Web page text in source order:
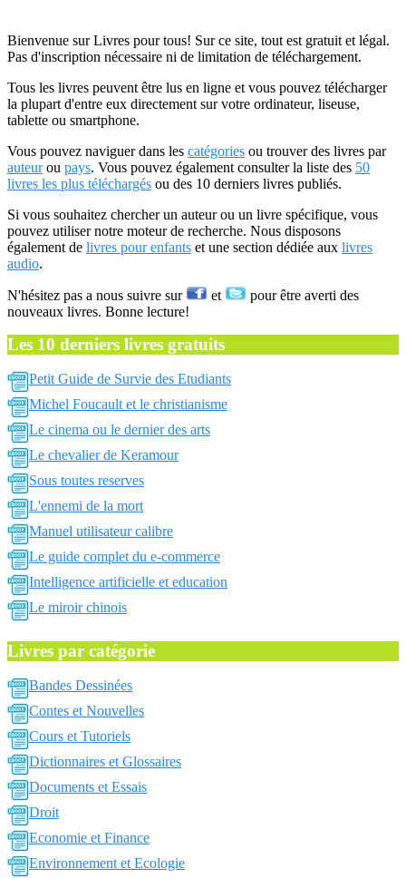
Bienvenue sur Livres pour tous! Sur ce site, tout est gratuit et légal.
Pas d'inscription nécessaire ni de limitation de téléchargement.
Tous les livres peuvent être lus en ligne et vous pouvez télécharger
la plupart d'entre eux directement sur votre ordinateur, liseuse,
tablette ou smartphone.
Vous pouvez naviguer dans les catégories ou trouver des livres par
auteurou pays. Vous pouvez également consulter la liste des 50
livres les plus téléchargés ou des 10 derniers livres publiés.
Si vous souhaitez chercher un auteur ou un livre spécifique, vous
pouvez utiliser notre moteur de recherche. Nous disposons
également de livres pour enfants et une section dédiée aux livres
audio.
N'hésitez pas a nous suivre sur et
pour être averti des
nouveaux livres. Bonne lecture!
Les 10 derniers livres gratuits
Petit Guide de Survie des Etudiants
Michel Foucault et le christianisme
Le cinema ou le dernier des arts
Le chevalier de Keramour
Sous toutes reserves
L'ennemi de la mort
Manuel utilisateur calibre
Le guide complet du e-commerce
Intelligence artificielle et education
Le miroir chinois
Livres par catégorie
Bandes Dessinées
Contes et Nouvelles
Cours et Tutoriels
Dictionnaires et Glossaires
Documents et Essais
Droit
Economie et Finance
Environnement et Ecologie